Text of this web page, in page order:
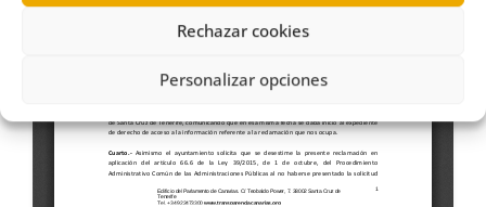
Rechazar cookies
Personalizar opciones